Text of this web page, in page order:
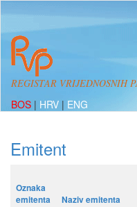
REGISTAR VRIJEDNOSNIH
BOS | HRV | ENG
Emitent
Oznaka
emitenta
Naziv emitenta